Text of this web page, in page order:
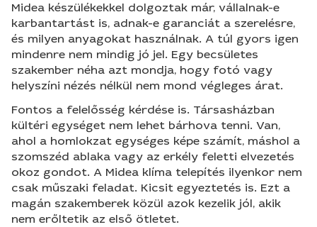
Midea készülékekkel dolgoztak már, vállalnak-e
karbantartást is, adnak-e garanciát a szerelésre,
és milyen anyagokat használnak. A túl gyors igen
mindenre nem mindig jó jel. Egy becsületes
szakember néha azt mondja, hogy fotó vagy
helyszíni nézés nélkül nem mond végleges árat.
Fontos a felelősség kérdése is. Társasházban
kültéri egységet nem lehet bárhova tenni. Van,
ahol a homlokzat egységes képe számít, máshol a
szomszéd ablaka vagy az erkély feletti elvezetés
okoz gondot. A Midea klíma telepítés ilyenkor nem
csak műszaki feladat. Kicsit egyeztetés is. Ezt a
magán szakemberek közül azok kezelik jól, akik
nem erőltetik az első ötletet.